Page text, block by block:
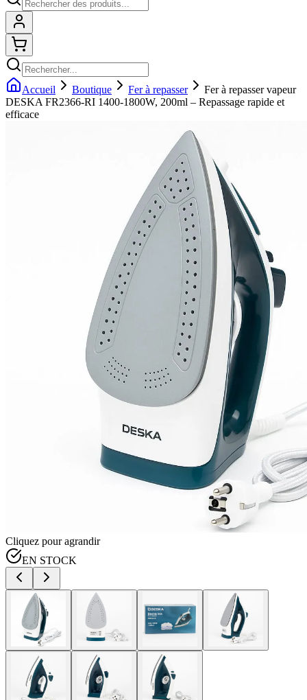
Accueil Boutique Fer à repasser
Fer à repasser vapeur
DESKA FR2366-RI 1400-1800W, 200ml – Repassage rapide et
efficace
Cliquez pour agrandir
EN STOCK